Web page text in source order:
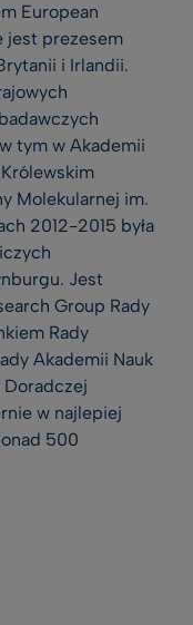
European
jest prezesem
i Irlandii.
tym w Akademii
Molekularnej im.
2012-2015 była
Jest
Group Rady
Rady
Akademii Nauk
Doradczej
w najlepiej
500